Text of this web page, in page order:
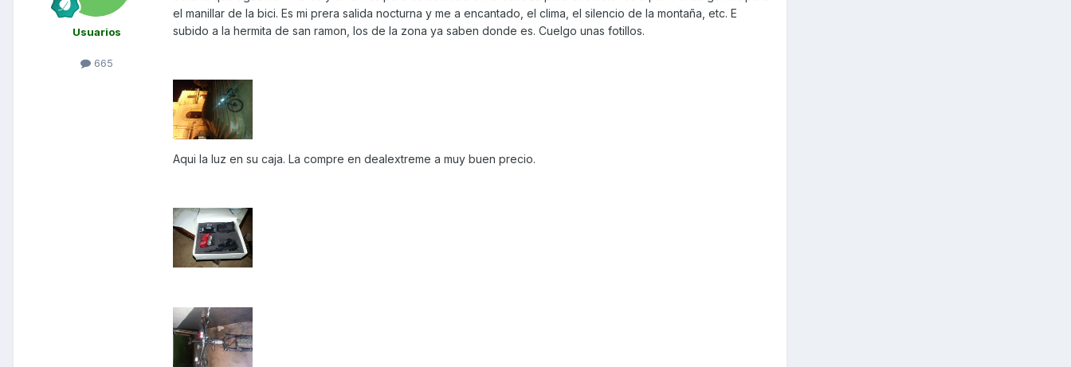
Usuarios
665
el manillar de la bici. Es mi prera salida nocturna y me a encantado, el clima, el silencio de la montaña, etc. E
subido a la hermita de san ramon, los de la zona ya saben donde es. Cuelgo unas fotillos.
Aqui la luz en su caja. La compre en dealextreme a muy buen precio.